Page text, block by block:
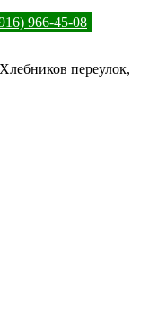
966-45-08
переулок,